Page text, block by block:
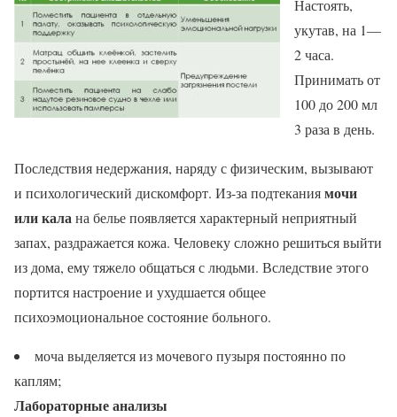
Настоять,
укутав, на 1—
2 часа.
Принимать от
100 до 200 мл
3 раза в день.
Последствия недержания, наряду с физическим, вызывают
и психологический дискомфорт. Из-за подтеканиямочи
или калана белье появляется характерный неприятный
запах, раздражается кожа. Человеку сложно решиться выйти
из дома, ему тяжело общаться с людьми. Вследствие этого
портится настроение и ухудшается общее
психоэмоциональное состояние больного.
моча выделяется из мочевого пузыря постоянно по
каплям;
Лабораторные анализы